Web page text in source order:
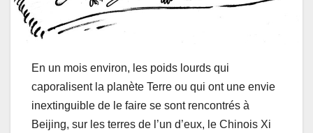
En un mois environ, les poids lourds qui
caporalisent la planète Terre ou qui ont une envie
inextinguible de le faire se sont rencontrés à
Beijing, sur les terres de l’un d’eux, le Chinois Xi